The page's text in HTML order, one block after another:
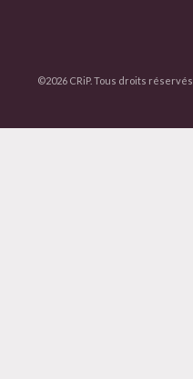
©2026 CRiP. Tous droits réservés.